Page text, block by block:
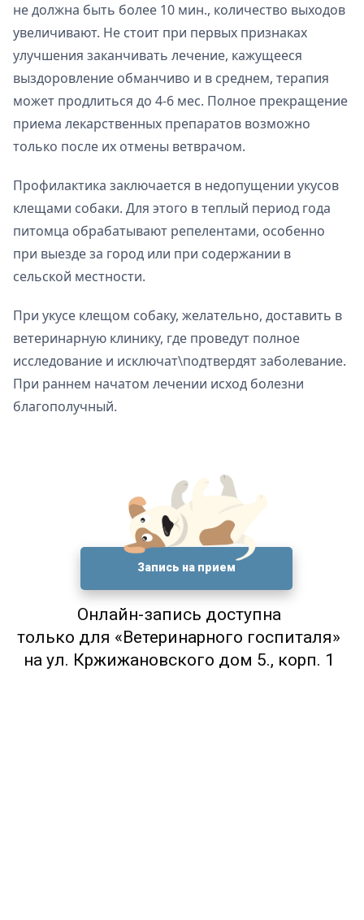
не должна быть более 10 мин., количество выходов
увеличивают. Не стоит при первых признаках
улучшения заканчивать лечение, кажущееся
выздоровление обманчиво и в среднем, терапия
может продлиться до 4-6 мес. Полное прекращение
приема лекарственных препаратов возможно
только после их отмены ветврачом.
Профилактика заключается в недопущении укусов
клещами собаки. Для этого в теплый период года
питомца обрабатывают репелентами, особенно
при выезде за город или при содержании в
сельской местности.
При укусе клещом собаку, желательно, доставить в
ветеринарную клинику, где проведут полное
исследование и исключат\подтвердят заболевание.
При раннем начатом лечении исход болезни
благополучный.
Онлайн-запись доступна
только для «Ветеринарного госпиталя»
на ул. Кржижановского дом 5., корп. 1
Запись на прием